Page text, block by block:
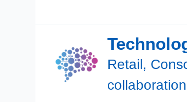
Retail,
collaboration